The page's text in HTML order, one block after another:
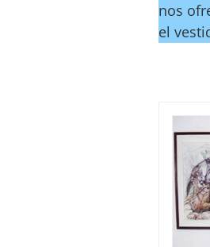
nos
el